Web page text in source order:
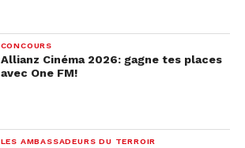
CONCOURS
Allianz Cinéma 2026: gagne tes places
avec One FM!
LES AMBASSADEURS DU TERROIR